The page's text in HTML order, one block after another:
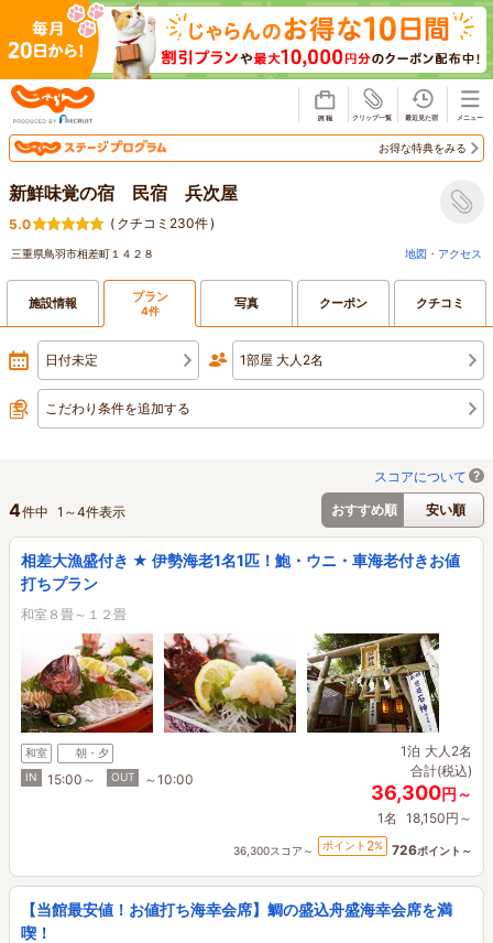
お得な特典をみる
新鮮味覚の宿 民宿 兵次屋
5.0 ( クチコミ230件)
三重県鳥羽市相差町１４２８ 地図・アクセス
施設情報 プラン
4件 写真 クーポン クチコミ
日付未定 1部屋 大人2名
こだわり条件を追加する
スコアについて
おすすめ順
安い順
4件中 1 ～4件表示
相差大漁盛付き ★ 伊勢海老1名1匹！鮑・ウニ・車海老付きお値
打ちプラン
和室８畳～１２畳
和室
朝・夕
IN
15:00～ OUT ～10:00
1泊 大人2名
合計(税込)
36,300円～
1名 18,150円～
36,300スコア～ ポイント 2% 726ポイント～
【当館最安値！お値打ち海幸会席】鯛の盛込舟盛海幸会席を満
喫！